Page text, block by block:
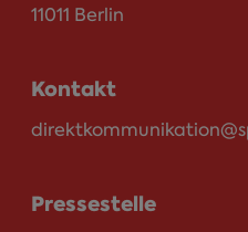
11011 Berlin
Kontakt
Pressestelle